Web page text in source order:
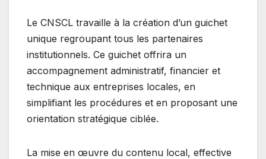
Le CNSCL travaille à la création d’un guichet
unique regroupant tous les partenaires
institutionnels. Ce guichet offrira un
accompagnement administratif, financier et
technique aux entreprises locales, en
simplifiant les procédures et en proposant une
orientation stratégique ciblée.
La mise en œuvre du contenu local, effective